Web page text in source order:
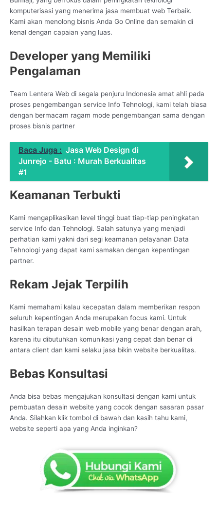
komputerisasi yang menerima jasa membuat web Terbaik.
Kami akan menolong bisnis Anda Go Online dan semakin di
kenal dengan capaian yang luas.
Developer yang Memiliki
Pengalaman
Team Lentera Web di segala penjuru Indonesia amat ahli pada
proses pengembangan service Info Tehnologi, kami telah biasa
dengan bermacam ragam mode pengembangan sama dengan
proses bisnis partner
Baca Juga : Jasa Web Design di
Junrejo - Batu : Murah Berkualitas
#1
Keamanan Terbukti
Kami mengaplikasikan level tinggi buat tiap-tiap peningkatan
service Info dan Tehnologi. Salah satunya yang menjadi
perhatian kami yakni dari segi keamanan pelayanan Data
Tehnologi yang dapat kami samakan dengan kepentingan
partner.
Rekam Jejak Terpilih
Kami memahami kalau kecepatan dalam memberikan respon
seluruh kepentingan Anda merupakan focus kami. Untuk
hasilkan terapan desain web mobile yang benar dengan arah,
karena itu dibutuhkan komunikasi yang cepat dan benar di
antara client dan kami selaku jasa bikin website berkualitas.
Bebas Konsultasi
Anda bisa bebas mengajukan konsultasi dengan kami untuk
pembuatan desain website yang cocok dengan sasaran pasar
Anda. Silahkan klik tombol di bawah dan kasih tahu kami,
website seperti apa yang Anda inginkan?